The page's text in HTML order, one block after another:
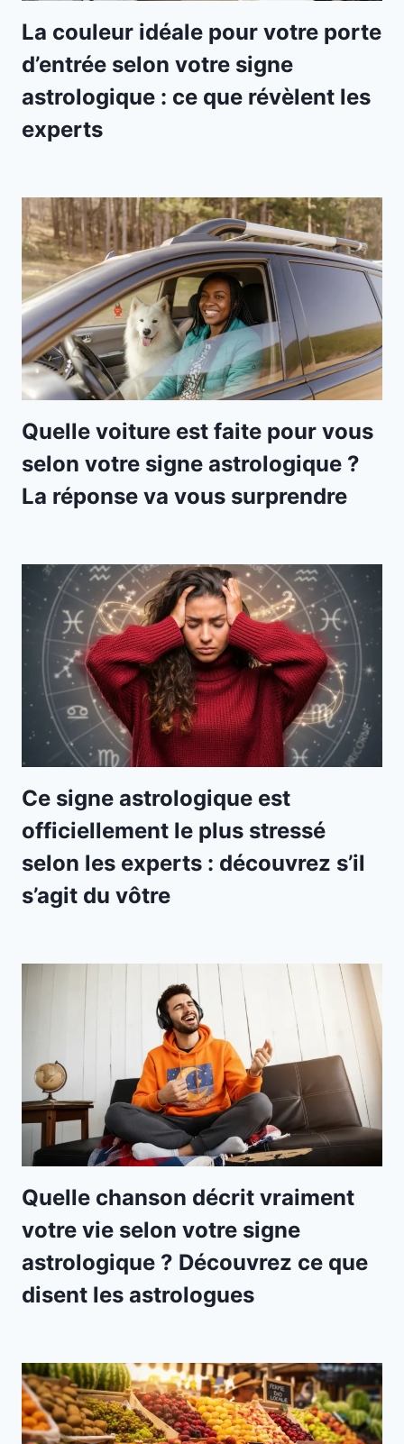
La couleur idéale pour votre porte
d’entrée selon votre signe
astrologique : ce que révèlent les
experts
Quelle voiture est faite pour vous
selon votre signe astrologique ?
La réponse va vous surprendre
Ce signe astrologique est
officiellement le plus stressé
selon les experts : découvrez s’il
s’agit du vôtre
Quelle chanson décrit vraiment
votre vie selon votre signe
astrologique ? Découvrez ce que
disent les astrologues